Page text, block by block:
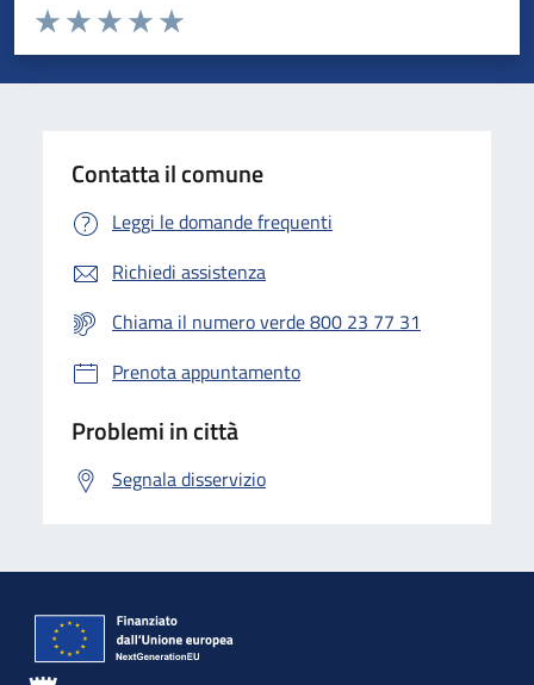
Valuta da 1 a 5 stelle la pagina
Valuta 5 stelle su 5
Valuta 4 stelle su 5
Valuta 3 stelle su 5
Valuta 2 stelle su 5
Valuta 1 stelle su 5
Contatta il comune
Leggi le domande frequenti
Richiedi assistenza
Chiama il numero verde 800 23 77 31
Prenota appuntamento
Problemi in città
Segnala disservizio